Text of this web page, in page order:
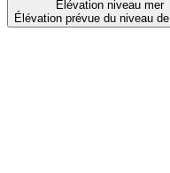
Élévation niveau mer
Élévation prévue du niveau